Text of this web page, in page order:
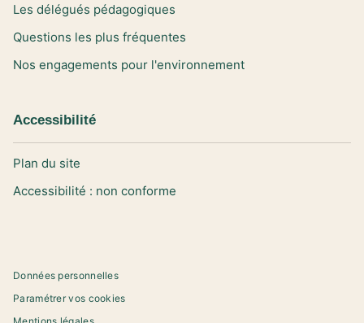
Les délégués pédagogiques
Questions les plus fréquentes
Nos engagements pour l'environnement
Accessibilité
Plan du site
Accessibilité : non conforme
Données personnelles
Paramétrer vos cookies